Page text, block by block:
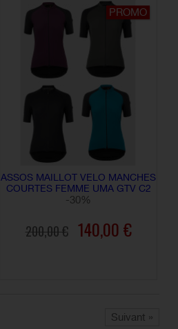
PROMO
ASSOS MAILLOT VELO MANCHES
COURTES FEMME UMA GTV C2
-30%
200,00 € 140,00 €
Suivant »